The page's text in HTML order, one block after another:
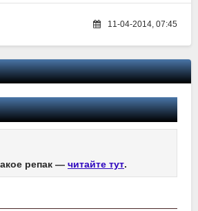
11-04-2014, 07:45
репак — читайте тут.